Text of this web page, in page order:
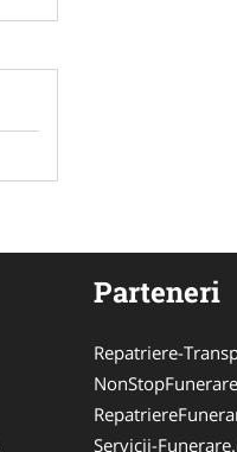
Parteneri
Repatriere-
Servicii-